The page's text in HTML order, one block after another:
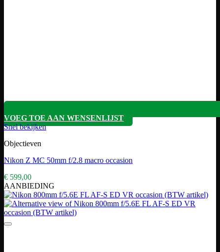
VOEG TOE AAN WENSENLIJST
Snel bekijken
Objectieven
Nikon Z MC 50mm f/2.8 macro occasion
€ 599,00
AANBIEDING